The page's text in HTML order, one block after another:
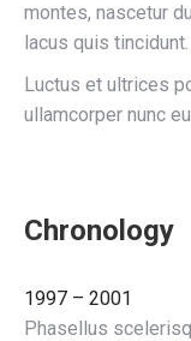
montes, nascetur
lacus quis tincidunt.
Luctus et ultrices
ullamcorper nunc
Chronology
1997 – 2001
Phasellus